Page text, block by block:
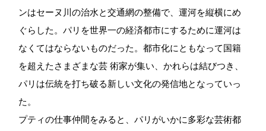
ンはセーヌ川の治水と交通網の整備で、運河を縦横にめ
ぐらした。パリを世界一の経済都市にするために運河は
なくてはならないものだった。都市化にともなって国籍
を超えたさまざまな芸 術家が集い、かれらは結びつき、
パリは伝統を打ち破る新しい文化の発信地となっていっ
た。
プティの仕事仲間をみると、パリがいかに多彩な芸術都